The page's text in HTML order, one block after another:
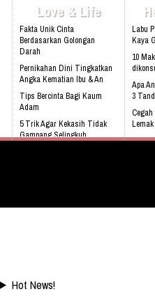
Love & Life
Fakta Unik Cinta
Berdasarkan Golongan
Darah
Pernikahan Dini Tingkatkan
Angka Kematian Ibu & An
Tips Bercinta Bagi Kaum
Adam
5 Trik Agar Kekasih Tidak
Gampang Selingkuh
Labu
Kaya
10
Apa
3
Hot News!